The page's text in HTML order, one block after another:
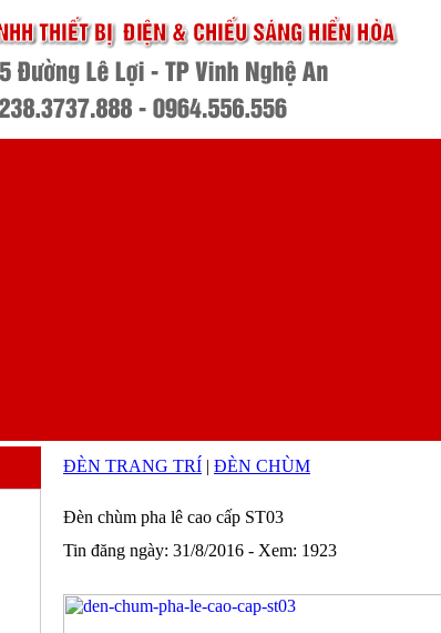
ĐÈN TRANG TRÍ | ĐÈN CHÙM
Đèn chùm pha lê cao cấp ST03
Tin đăng ngày: 31/8/2016 - Xem: 1923